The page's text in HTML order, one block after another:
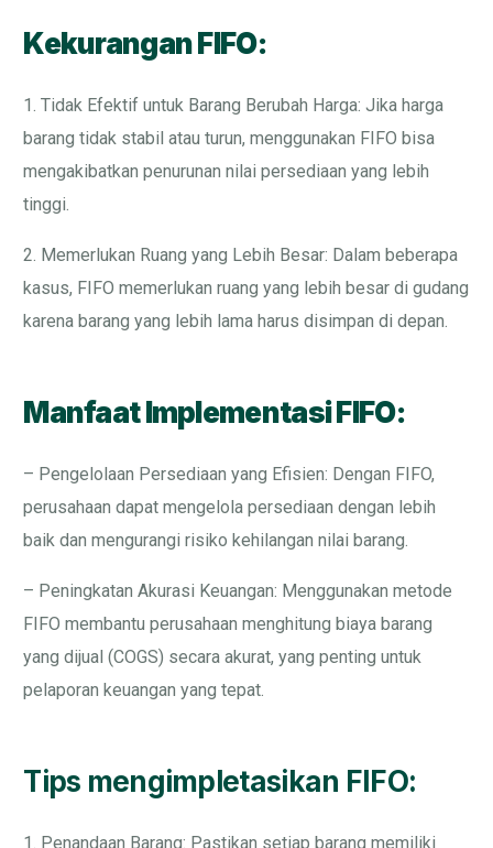
Kekurangan FIFO:
1. Tidak Efektif untuk Barang Berubah Harga: Jika harga
barang tidak stabil atau turun, menggunakan FIFO bisa
mengakibatkan penurunan nilai persediaan yang lebih
tinggi.
2. Memerlukan Ruang yang Lebih Besar: Dalam beberapa
kasus, FIFO memerlukan ruang yang lebih besar di gudang
karena barang yang lebih lama harus disimpan di depan.
Manfaat Implementasi FIFO:
– Pengelolaan Persediaan yang Efisien: Dengan FIFO,
perusahaan dapat mengelola persediaan dengan lebih
baik dan mengurangi risiko kehilangan nilai barang.
– Peningkatan Akurasi Keuangan: Menggunakan metode
FIFO membantu perusahaan menghitung biaya barang
yang dijual (COGS) secara akurat, yang penting untuk
pelaporan keuangan yang tepat.
Tips mengimpletasikan FIFO:
1. Penandaan Barang: Pastikan setiap barang memiliki